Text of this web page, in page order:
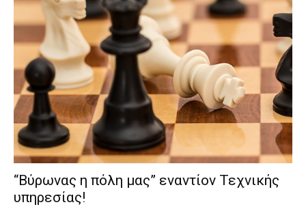
“Βύρωνας η πόλη μας” εναντίον Τεχνικής
υπηρεσίας!